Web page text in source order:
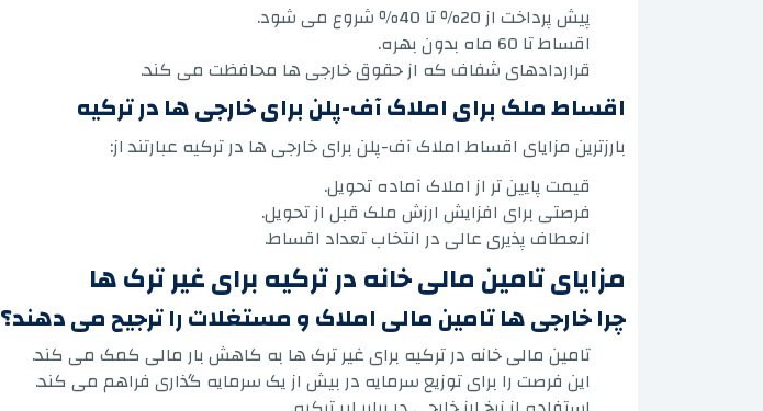
پیش پرداخت از 20٪ تا 40٪ شروع می شود.
اقساط تا 60 ماه بدون بهره.
قراردادهای شفاف که از حقوق خارجی ها محافظت می کند.
اقساط ملک برای املاک آف-پلن برای خارجی ها در ترکیه
بارزترین مزایای اقساط املاک آف-پلن برای خارجی ها در ترکیه عبارتند از:
قیمت پایین تر از املاک آماده تحویل.
فرصتی برای افزایش ارزش ملک قبل از تحویل.
انعطاف پذیری عالی در انتخاب تعداد اقساط.
مزایای تامین مالی خانه در ترکیه برای غیر ترک ها
چرا خارجی ها تامین مالی املاک و مستغلات را ترجیح می دهند؟
تامین مالی خانه در ترکیه برای غیر ترک ها به کاهش بار مالی کمک می کند.
این فرصت را برای توزیع سرمایه در بیش از یک سرمایه گذاری فراهم می کند.